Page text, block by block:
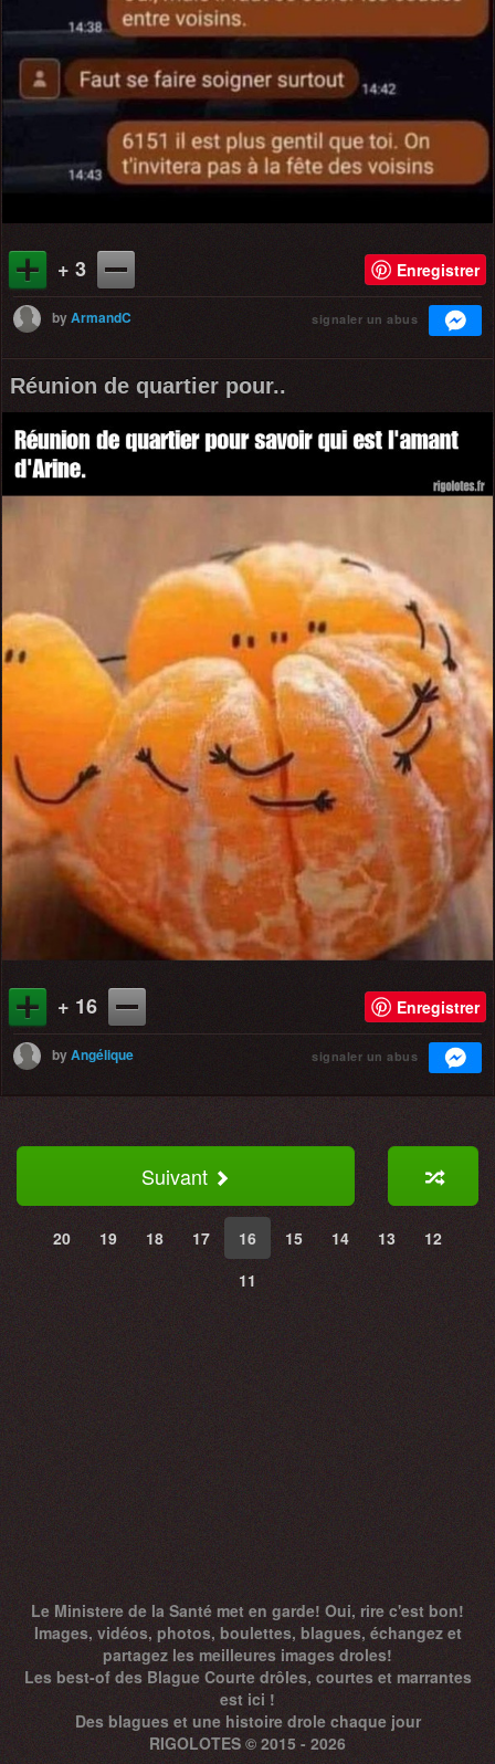
+ 3 Enregistrer
byArmandC signaler un abus
Réunion de quartier pour..
+ 16 Enregistrer
byAngélique signaler un abus
Suivant
20 19 18 17 16 15 14 13
12
11
Le Ministere de la Santé met en garde! Oui, rire c'est bon!
Images, vidéos, photos, boulettes, blagues, échangez et
partagez les meilleures images droles!
Les best-of des Blague Courte drôles, courtes et marrantes
est ici !
Des blagueset une histoire drole chaque jour
RIGOLOTES © 2015 - 2026